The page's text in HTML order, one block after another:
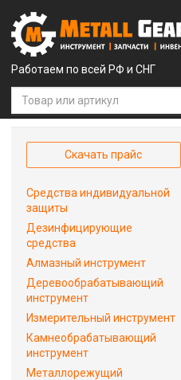
Работаем по всей РФ и СНГ
Скачать прайс
Средства индивидуальной
защиты
Дезинфицирующие
средства
Алмазный инструмент
Деревообрабатывающий
инструмент
Измерительный инструмент
Камнеобрабатывающий
инструмент
Металлорежущий